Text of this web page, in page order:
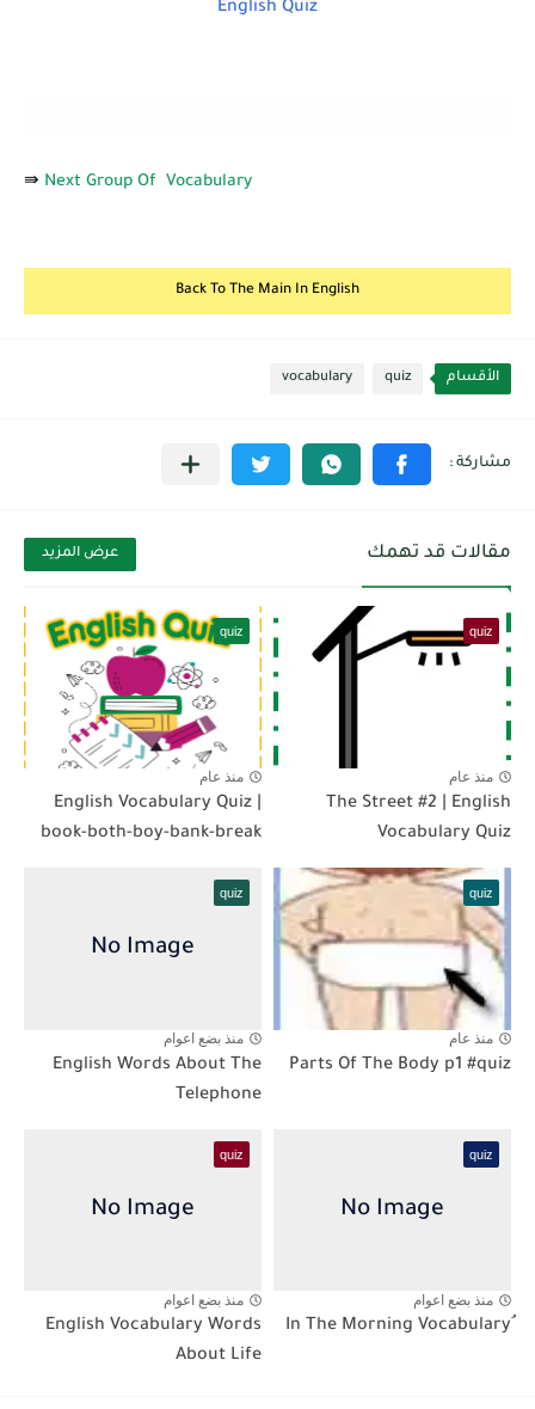
English Quiz
⇛ Next Group Of Vocabulary
Back To The Main In English
الأقسام quiz
vocabulary
مقالات قد تهمك عرض المزيد
quiz
منذ عام
The Street #2 | English
Vocabulary Quiz
quiz
منذ عام
English Vocabulary Quiz |
book-both-boy-bank-break
quiz
منذ عام
Parts Of The Body p1 #quiz
quiz
منذ بضع اعوام
English Words About The
Telephone
quiz
منذ بضع اعوام
quiz
منذ بضع اعوام
English Vocabulary Words
About Life